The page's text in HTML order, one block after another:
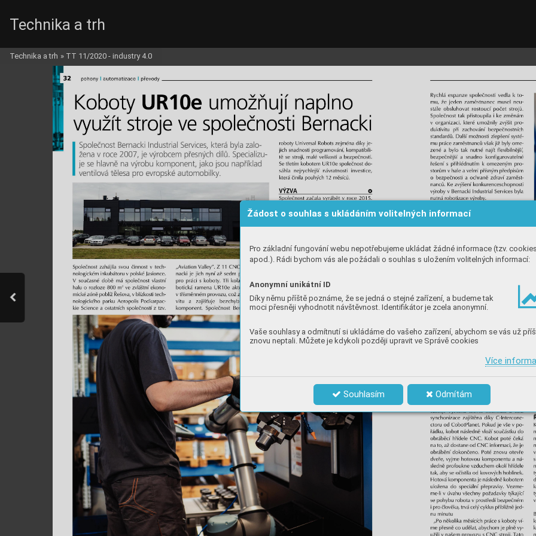
Žádost o souhlas s ukládáním volitelných informací
Pro základní fungování webu nepotřebujeme ukládat žádné informace (tzv.
apod.). Rádi bychom vás ale požádali o souhlas s uložením volitelných informací:
Anonymní unikátní ID
Díky němu příště poznáme, že se jedná o stejné zařízení, a budeme tak
moci přesněji vyhodnotit návštěvnost. Identifikátor je zcela anonymní.
Vaše souhlasy a odmítnutí si ukládáme do vašeho zařízení, abychom se vás už
znovu neptali. Můžete je kdykoli později upravit ve Správě cookies
Více
Souhlasím Odmítám
Technika a trh
Technika a trh » TT 11/2020 - industry 4.0